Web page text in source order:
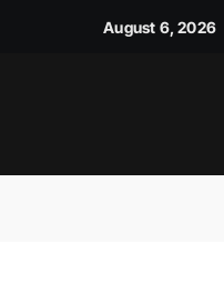
DAN ADMINISTRASI
August 6, 2026